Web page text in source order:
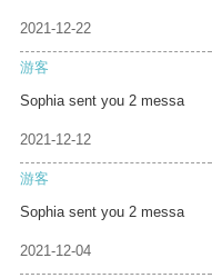
2021-12-22
游客
Sophia sent you 2 messa
2021-12-12
游客
Sophia sent you 2 messa
2021-12-04